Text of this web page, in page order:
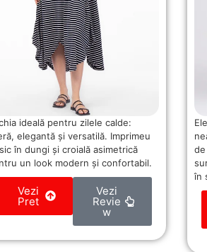
ideală pentru zilele calde:
elegantă și versatilă. Imprimeu
în dungi și croială asimetrică
un look modern și confortabil.
Vezi
Pret
Vezi
Revie
w
în